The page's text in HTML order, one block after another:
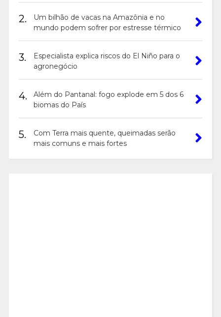
2.
Um bilhão de vacas na Amazônia e no
mundo podem sofrer por estresse térmico
3.
Especialista explica riscos do El Niño para o
agronegócio
4.
Além do Pantanal: fogo explode em 5 dos 6
biomas do País
5.
Com Terra mais quente, queimadas serão
mais comuns e mais fortes